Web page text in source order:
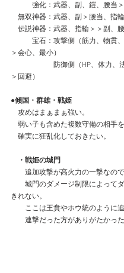
強化：武器、副、鎧、腰当＞
無双神器：武器、副＞腰当、指
伝説神器：武器、指輪＞＞副、
宝石：攻撃側（筋力、物貫、
＞会心、最小）
防御側（HP、体力、法防
＞回避）
●傾国・群雄・戦姫
攻めはまぁまぁ強い。
弱い子も含めた複数守備の相手
確実に狂乱化しておきたい。
・戦姫の城門
追加攻撃が高火力の一撃なので
城門のダメージ制限によってダ
きれない。
ここは王賁やホウ統のように追
連撃だった方がありがたかった